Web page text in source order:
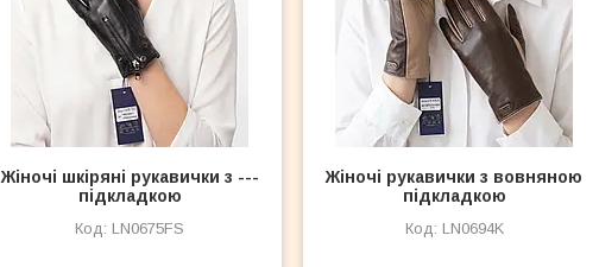
Жіночі шкіряні рукавички з ---
підкладкою
LN0675FS
Жіночі рукавички з вовняною
підкладкою
LN0694K